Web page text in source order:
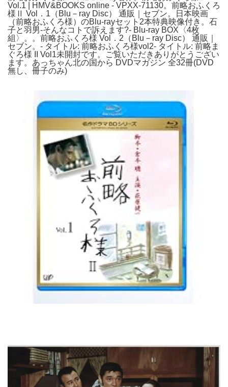
Vol.1 | HMV&BOOKS online - VPXX-71130。前略おふくろ
様Ⅱ Vol．1（Blu－ray Disc） 通販｜セブン。日本映画
（前略おふくろ様）のBlu-rayセット2本特典映像付き。石
子と羽男-そんなコトで訴えます?- Blu-ray BOX〈4枚
組〉。。前略おふくろ様 Vol．2（Blu－ray Disc） 通販｜
セブン。- タイトル: 前略おふくろ様vol2- タイトル: 前略ま
ぐろ様 II Vol1未開封です。ご覧いただきありがとうござい
ます。あっちゃん北の国から DVDマガジン 全32冊(DVD
無し、冊子のみ)